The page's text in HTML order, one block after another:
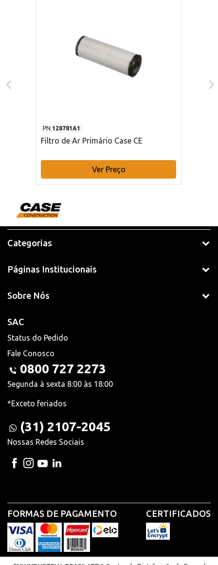
PN 128781A1
Filtro de Ar Primário Case CE
Ver Preço
Categorias
Páginas Institucionais
Sobre Nós
SAC
Status do Pedido
Fale Conosco
0800 727 2273
Segunda à sexta 8:00 às 18:00
*Exceto feriados
(31) 2107-2045
Nossas Redes Sociais
FORMAS DE PAGAMENTO CERTIFICADOS